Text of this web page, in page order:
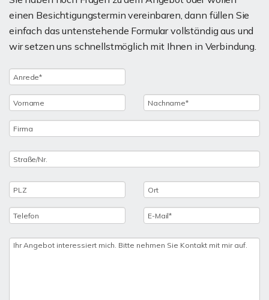
einen Besichtigungstermin vereinbaren, dann füllen Sie
einfach das untenstehende Formular vollständig aus und
wir setzen uns schnellstmöglich mit Ihnen in Verbindung.